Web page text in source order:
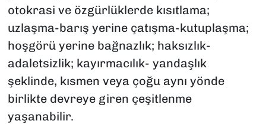
otokrasi ve özgürlüklerde kısıtlama;
uzlaşma-barış yerine çatışma-kutuplaşma;
hoşgörü yerine bağnazlık; haksızlık-
adaletsizlik; kayırmacılık- yandaşlık
şeklinde, kısmen veya çoğu aynı yönde
birlikte devreye giren çeşitlenme
yaşanabilir.